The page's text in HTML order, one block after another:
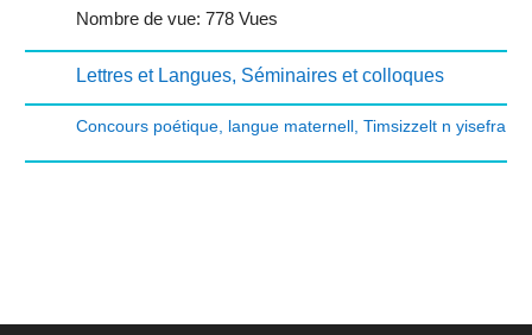
Nombre de vue: 778 Vues
Lettres et Langues, Séminaires et colloques
Concours poétique, langue maternell, Timsizzelt n yisefra